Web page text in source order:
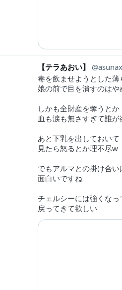
【テラあおい】
毒を飲ませようとした
娘の前で目を潰すのはや
しかも全財産を奪うとか
血も涙も無さすぎて誰
あと下乳を出しておいて
見たら怒るとか理不尽w
でもアルマとの掛け合い
面白いですね
チェルシーには強くなっ
戻ってきて欲しい